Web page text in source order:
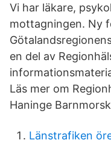
Vi har läkare,
mottagningen. Ny
en del av
Läs mer om
Haninge
Länstrafiken